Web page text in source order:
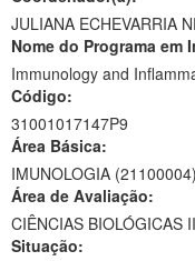
Ministério da Educação
Ministério da Cidadania
Ministério da Saúde
Ministério da Ciência,
Ministério do Meio Ambiente
JULIANA ECHEVARRIA
Nome do Programa em
Immunology and
Código:
31001017147P9
Área Básica:
IMUNOLOGIA (21100004)
Área de Avaliação:
CIÊNCIAS BIOLÓGICAS
Situação: